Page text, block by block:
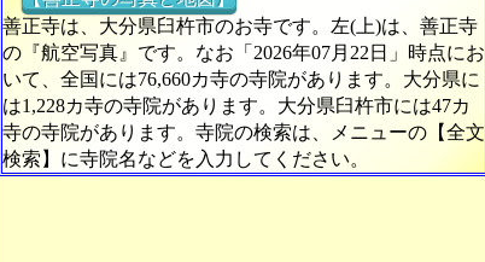
善正寺は、大分県臼杵市のお寺です。左(上)は、善正寺
の『航空写真』です。なお「2026年07月22日」時点にお
いて、全国には76,660カ寺の寺院があります。大分県に
は1,228カ寺の寺院があります。大分県臼杵市には47カ
寺の寺院があります。寺院の検索は、メニューの【全文
検索】に寺院名などを入力してください。